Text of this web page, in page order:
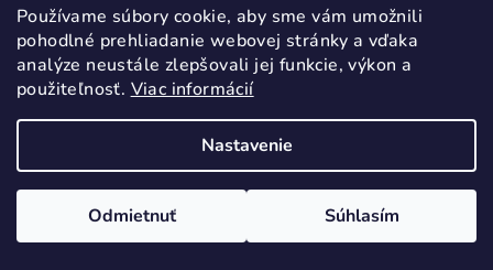
Používame súbory cookie, aby sme vám umožnili
pohodlné prehliadanie webovej stránky a vďaka
analýze neustále zlepšovali jej funkcie, výkon a
použiteľnosť. Viac informácií
Nastavenie
Odmietnuť Súhlasím
24 25 27 28 29 31 32
33
Skladom
Detail